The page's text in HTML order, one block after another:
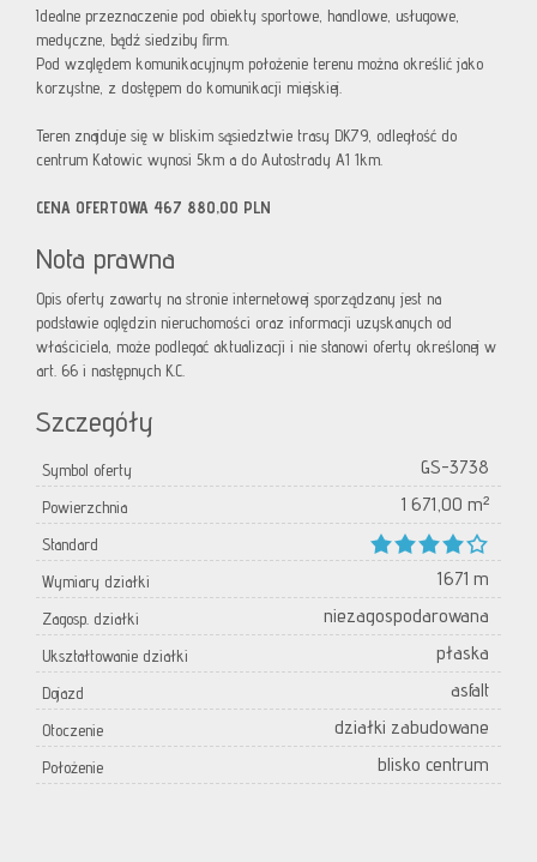
Idealne przeznaczenie pod obiekty sportowe, handlowe, usługowe,
medyczne, bądź siedziby firm.
Pod względem komunikacyjnym położenie terenu można określić jako
korzystne, z dostępem do komunikacji miejskiej.
Teren znajduje się w bliskim sąsiedztwie trasy DK79, odległość do
centrum Katowic wynosi 5km a do Autostrady A1 1km.
CENA OFERTOWA 467 880,00 PLN
Nota prawna
Opis oferty zawarty na stronie internetowej sporządzany jest na
podstawie oględzin nieruchomości oraz informacji uzyskanych od
właściciela, może podlegać aktualizacji i nie stanowi oferty określonej w
art. 66 i następnych K.C.
Szczegóły
Symbol oferty GS-3738
Powierzchnia 1 671,00 m²
Standard
Wymiary działki
1671 m
Zagosp. działki niezagospodarowana
Ukształtowanie działki płaska
Dojazd asfalt
Otoczenie działki zabudowane
Położenie blisko centrum